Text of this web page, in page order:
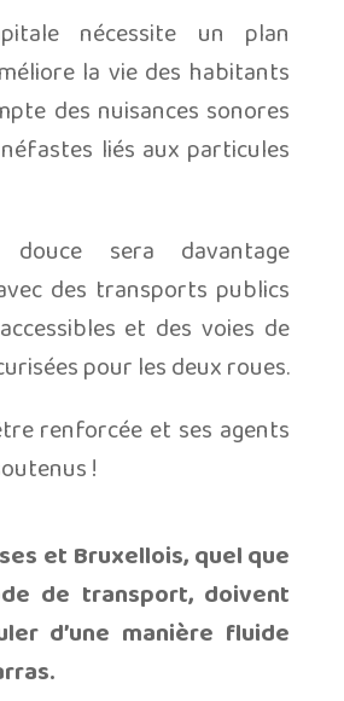
nécessite un plan
la vie des habitants
des nuisances sonores
liés aux particules
sera davantage
des transports publics
et des voies de
pour les deux roues.
renforcée et ses agents
!
et Bruxellois, quel que
de transport, doivent
d’une manière fluide